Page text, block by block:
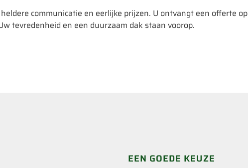
communicatie en eerlijke prijzen. U ontvangt een offerte op
tevredenheid en een duurzaam dak staan voorop.
EEN GOEDE KEUZE